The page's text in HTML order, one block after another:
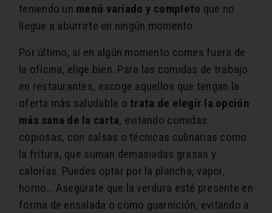
teniendo un menú variado y completo que no
llegue a aburrirte en ningún momento.
Por último, si en algún momento comes fuera de
la oficina, elige bien. Para las comidas de trabajo
en restaurantes, escoge aquellos que tengan la
oferta más saludable o trata de elegir la opción
más sana de la carta, evitando comidas
copiosas, con salsas o técnicas culinarias como
la fritura, que suman demasiadas grasas y
calorías. Puedes optar por la plancha, vapor,
horno… Asegúrate que la verdura esté presente en
forma de ensalada o como guarnición, evitando a